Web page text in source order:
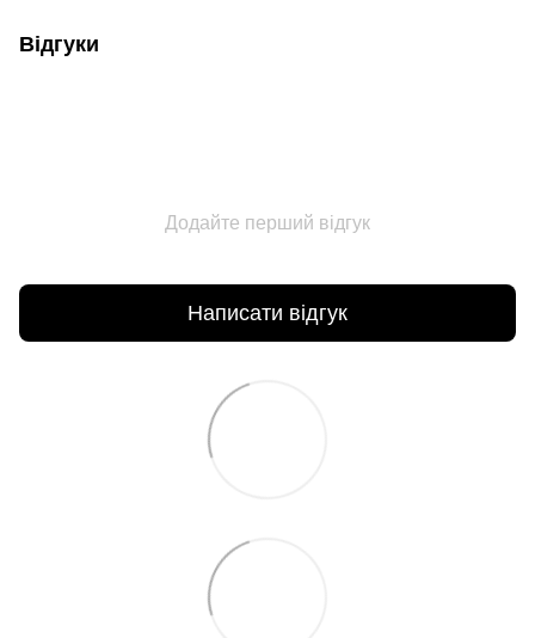
Відгуки
Додайте перший відгук
Написати відгук